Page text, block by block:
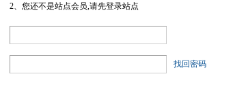
2、您还不是站点会员,请先登录站点
找回密码